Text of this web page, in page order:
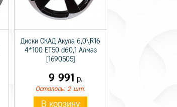
Диски СКАД Акула 6,0\R16
4*100 ET50 d60,1 Алмаз
[1690505]
9 991 р.
Осталось: 2 шт.
В корзину